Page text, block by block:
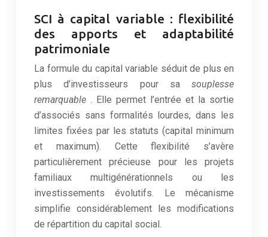
SCI à capital variable : flexibilité
des apports et adaptabilité
patrimoniale
La formule du capital variable séduit de plus en
plus d’investisseurs pour sa souplesse
remarquable . Elle permet l’entrée et la sortie
d’associés sans formalités lourdes, dans les
limites fixées par les statuts (capital minimum
et maximum). Cette flexibilité s’avère
particulièrement précieuse pour les projets
familiaux multigénérationnels ou les
investissements évolutifs. Le mécanisme
simplifie considérablement les modifications
de répartition du capital social.